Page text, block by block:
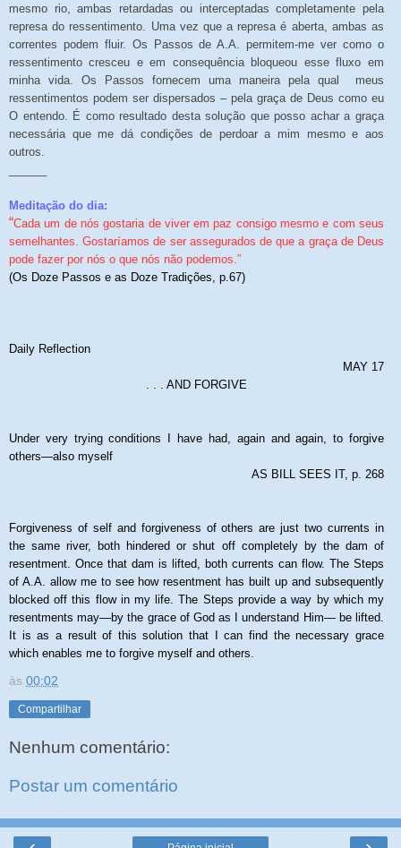
mesmo rio, ambas retardadas ou interceptadas completamente pela
represa do ressentimento. Uma vez que a represa é aberta, ambas as
correntes podem fluir. Os Passos de A.A. permitem-me ver como o
ressentimento cresceu e em consequência bloqueou esse fluxo em
minha vida. Os Passos fornecem uma maneira pela qual meus
ressentimentos podem ser dispersados – pela graça de Deus como eu
O entendo. É como resultado desta solução que posso achar a graça
necessária que me dá condições de perdoar a mim mesmo e aos
outros.
Meditação do dia:
“Cada um de nós gostaria de viver em paz consigo mesmo e com seus
semelhantes. Gostaríamos de ser assegurados de que a graça de Deus
pode fazer por nós o que nós não podemos.”
(Os Doze Passos e as Doze Tradições, p.67)
Daily Reflection
MAY 17
. . . AND FORGIVE
Under very trying conditions I have had, again and again, to forgive
others—also myself
AS BILL SEES IT, p. 268
Forgiveness of self and forgiveness of others are just two currents in
the same river, both hindered or shut off completely by the dam of
resentment. Once that dam is lifted, both currents can flow. The Steps
of A.A. allow me to see how resentment has built up and subsequently
blocked off this flow in my life. The Steps provide a way by which my
resentments may—by the grace of God as I understand Him— be lifted.
It is as a result of this solution that I can find the necessary grace
which enables me to forgive myself and others.
às 00:02
Compartilhar
Nenhum comentário:
Postar um comentário